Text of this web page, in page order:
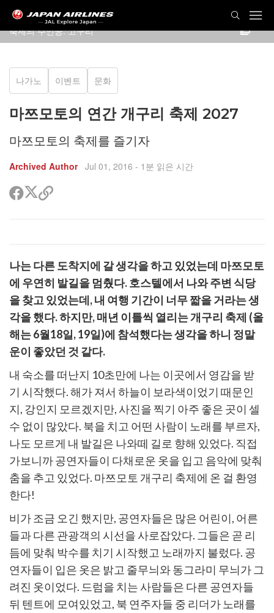
축제의 주인공: 고구리
나가노 이벤트 문화
마쯔모토의 연간 개구리 축제 2027
마쯔모토의 축제를 즐기자
Archived Author Jul 01, 2016 - 1분 읽은 시간
페
트
위
공
사
나는 다른 도착지에 갈 생각을 하고 있었는데 마쯔모토
에 우연히 발길을 멈췄다. 호스텔에서 나와 주변 식당
을 찾고 있었는데, 내 여행 기간이 너무 짧을 거라는 생
각을 했다. 하지만, 매년 이틀씩 열리는 개구리 축제 (올
해는 6월18일, 19일)에 참석했다는 생각을 하니 정말
운이 좋았던 것 같다.
내 숙소를 떠난지 10초만에 나는 이곳에서 영감을 받
기 시작했다. 해가 져서 하늘이 보라색이었기 때문인
지, 강인지 모르겠지만, 사진을 찍기 아주 좋은 곳이 셀
수 없이 많았다. 북을 치고 어떤 사람이 노래를 부르자,
나도 모르게 내 발길은 나와떼 길로 향해 있었다. 직접
가보니까 공연자들이 다채로운 옷을 입고 음악에 맞춰
춤을 추고 있었다. 마쯔모토 개구리 축제에 온 걸 환영
한다!
비가 조금 오긴 했지만, 공연자들은 많은 어린이, 어른
들과 다른 관광객의 시선을 사로잡았다. 그들은 곧 리
듬에 맞춰 박수를 치기 시작했고 노래까지 불렀다. 공
연자들이 입은 옷은 밝고 줄무늬와 동그라미 무늬가 그
려진 옷이었다. 드럼을 치는 사람들은 다른 공연자들
뒤 텐트에 모여있었고, 북 연주자들 중 리더가 노래를